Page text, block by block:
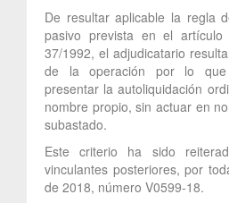
De resultar aplicable la regla
pasivo prevista en el
37/1992, el adjudicatario
de la operación por lo
presentar la autoliquidación
nombre propio, sin actuar en
subastado.
Este criterio ha sido
vinculantes posteriores, por
de 2018, número V0599-18.